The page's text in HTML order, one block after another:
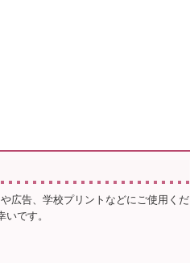
広告、学校プリントなどにご使用くだ
です。